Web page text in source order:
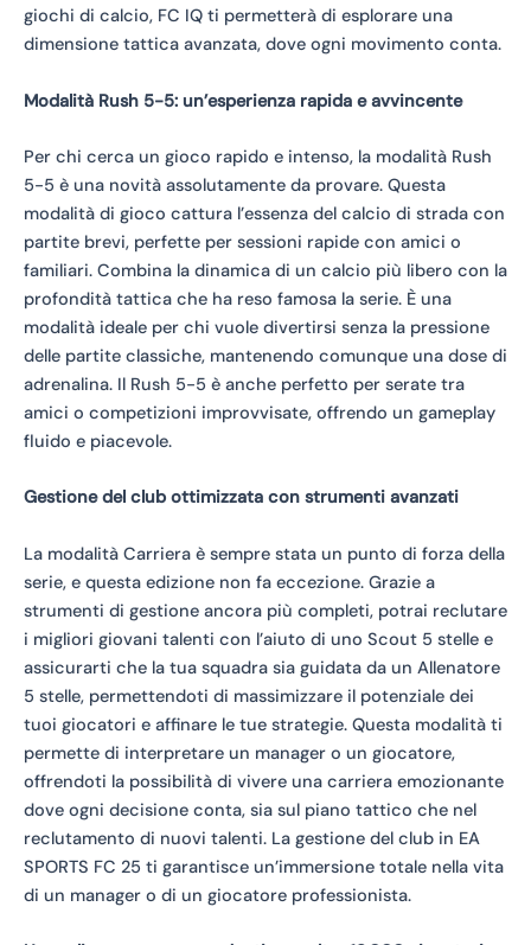
giochi di calcio, FC IQ ti permetterà di esplorare una
dimensione tattica avanzata, dove ogni movimento conta.
Modalità Rush 5-5: un’esperienza rapida e avvincente
Per chi cerca un gioco rapido e intenso, la modalità Rush
5-5 è una novità assolutamente da provare. Questa
modalità di gioco cattura l’essenza del calcio di strada con
partite brevi, perfette per sessioni rapide con amici o
familiari. Combina la dinamica di un calcio più libero con la
profondità tattica che ha reso famosa la serie. È una
modalità ideale per chi vuole divertirsi senza la pressione
delle partite classiche, mantenendo comunque una dose di
adrenalina. Il Rush 5-5 è anche perfetto per serate tra
amici o competizioni improvvisate, offrendo un gameplay
fluido e piacevole.
Gestione del club ottimizzata con strumenti avanzati
La modalità Carriera è sempre stata un punto di forza della
serie, e questa edizione non fa eccezione. Grazie a
strumenti di gestione ancora più completi, potrai reclutare
i migliori giovani talenti con l’aiuto di uno Scout 5 stelle e
assicurarti che la tua squadra sia guidata da un Allenatore
5 stelle, permettendoti di massimizzare il potenziale dei
tuoi giocatori e affinare le tue strategie. Questa modalità ti
permette di interpretare un manager o un giocatore,
offrendoti la possibilità di vivere una carriera emozionante
dove ogni decisione conta, sia sul piano tattico che nel
reclutamento di nuovi talenti. La gestione del club in EA
SPORTS FC 25 ti garantisce un’immersione totale nella vita
di un manager o di un giocatore professionista.